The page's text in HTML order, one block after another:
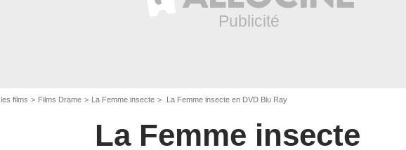
films Films Drame La Femme insecte La Femme insecte en DVD Blu Ray
La Femme insecte